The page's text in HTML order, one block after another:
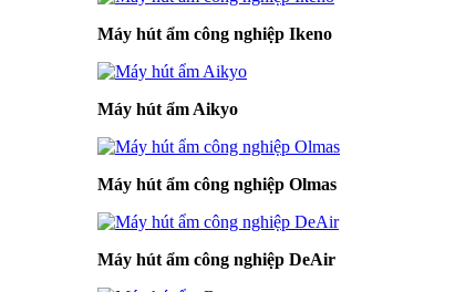
Máy hút ẩm công nghiệp Ikeno
Máy hút ẩm Aikyo
Máy hút ẩm công nghiệp Olmas
Máy hút ẩm công nghiệp DeAir